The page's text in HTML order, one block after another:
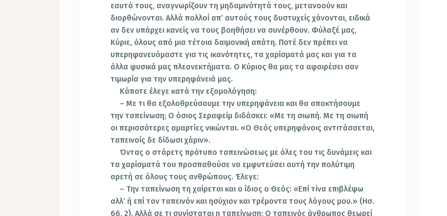
εαυτό τους, αναγνωρίζουν τη μηδαμινότητά τους, μετανοούν και
διορθώνονται. Αλλά πολλοί απ’ αυτούς τους δυστυχείς χάνονται, ειδικά
αν δεν υπάρχει κανείς να τους βοηθήσει να συνέρθουν. Φύλαξέ μας,
Κύριε, όλους από μια τέτοια δαιμονική απάτη. Ποτέ δεν πρέπει να
υπερηφανευόμαστε για τις ικανότητες, τα χαρίσματά μας και για τα
άλλα φυσικά μας πλεονεκτήματα. Ο Κύριος θα μας τα αφαιρέσει σαν
τιμωρία για την υπερηφάνειά μας.
Κάποτε έλεγε κατά την εξομολόγηση:
– Με τι θα εξολοθρεύσουμε την υπερηφάνεια και θα αποκτήσουμε
την ταπείνωση; Ο όσιος Σεραφείμ διδάσκει: «Με τη σιωπή. Με τη σιωπή
οι περισσότερες αμαρτίες νικώνται. «Ο Θεός υπερηφάνοις αντιτάσσεται,
ταπεινοίς δε δίδωσι χάριν».
Όντας ο στάρετς πρότυπο ταπεινώσεως με όλες του τις δυνάμεις και
τα χαρίσματά του προσπαθούσε να εμφυτεύσει αυτή την πολύτιμη
αρετή σε όλους τους ανθρώπους. Έλεγε:
– Την ταπείνωση τη χαίρεται και ο ίδιος ο Θεός: «Επί τίνα επιβλέψω
αλλ’ ή επί τον ταπεινόν και ησύχιον και τρέμοντα τους λόγους μου.» (Ησ.
66, 2). Αλλά σε τι συνίσταται η ταπείνωση; Ο ταπεινός άνθρωπος θεωρεί